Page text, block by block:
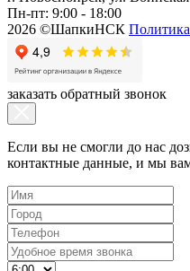
Пн-пт: 9:00 - 18:00
2026 ©ШапкиНСК
заказать обратный звонок
Если вы не смогли до нас
контактные данные, и мы